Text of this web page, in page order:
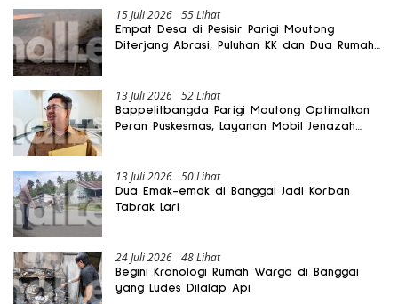
15 Juli 2026 55 Lihat
Empat Desa di Pesisir Parigi Moutong
Diterjang Abrasi, Puluhan KK dan Dua Rumah
13 Juli 2026 52 Lihat
Bappelitbangda Parigi Moutong Optimalkan
Peran Puskesmas, Layanan Mobil Jenazah
13 Juli 2026 50 Lihat
Dua Emak-emak di Banggai Jadi Korban
Tabrak Lari
24 Juli 2026 48 Lihat
Begini Kronologi Rumah Warga di Banggai
yang Ludes Dilalap Api